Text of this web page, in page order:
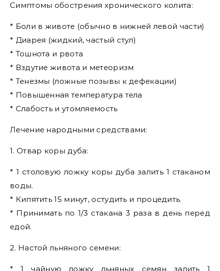
Симптомы обострения хронического колита:
* Боли в животе (обычно в нижней левой части)
* Диарея (жидкий, частый стул)
* Тошнота и рвота
* Вздутие живота и метеоризм
* Тенезмы (ложные позывы к дефекации)
* Повышенная температура тела
* Слабость и утомляемость
Лечение народными средствами:
1. Отвар коры дуба:
* 1 столовую ложку коры дуба залить 1 стаканом
воды.
* Кипятить 15 минут, остудить и процедить.
* Принимать по 1/3 стакана 3 раза в день перед
едой.
2. Настой льняного семени:
* 1 чайную ложку льняных семян залить 1